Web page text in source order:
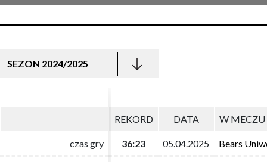
SEZON 2024/2025
REKORD DATA W MECZU
czas gry 36:23 05.04.2025 Bears
REKORD DATA W MECZU
czas gry 36:23 05.04.2025 Bears